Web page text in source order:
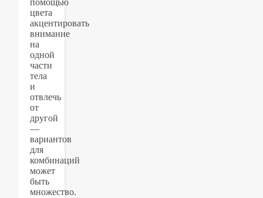
помощью
цвета
акцентировать
внимание
на
одной
части
тела
и
отвлечь
от
другой
—
вариантов
для
комбинаций
может
быть
множество.